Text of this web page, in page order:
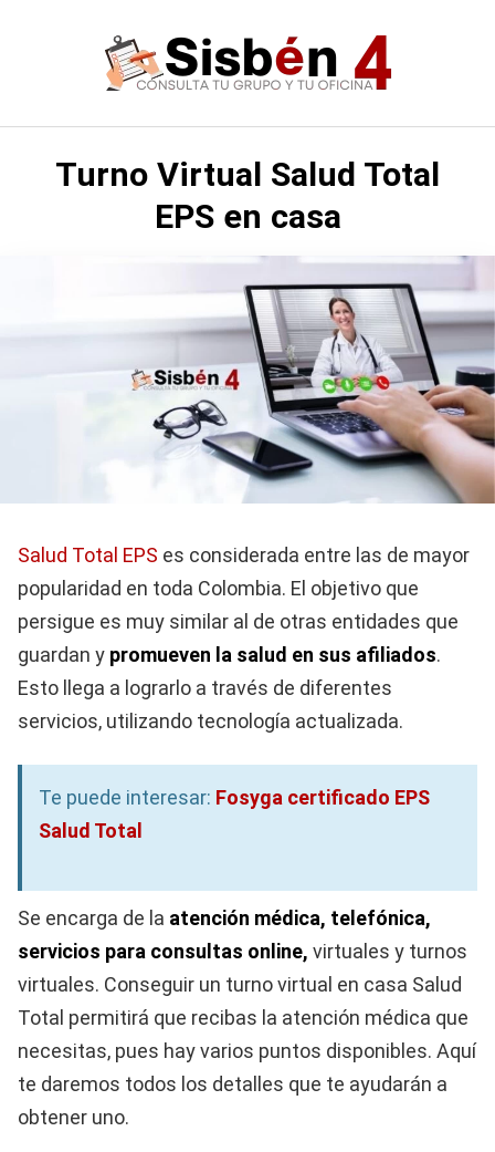
Turno Virtual Salud Total
EPS en casa
Salud Total EPS es considerada entre las de mayor
popularidad en toda Colombia. El objetivo que
persigue es muy similar al de otras entidades que
guardan y promueven la salud en sus afiliados.
Esto llega a lograrlo a través de diferentes
servicios, utilizando tecnología actualizada.
Te puede interesar: Fosyga certificado EPS
Salud Total
Se encarga de la atención médica, telefónica,
servicios para consultas online, virtuales y turnos
virtuales. Conseguir un turno virtual en casa Salud
Total permitirá que recibas la atención médica que
necesitas, pues hay varios puntos disponibles. Aquí
te daremos todos los detalles que te ayudarán a
obtener uno.